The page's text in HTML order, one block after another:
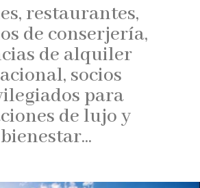
restaurantes,
de conserjería,
de alquiler
socios
para
de lujo y
bienestar...